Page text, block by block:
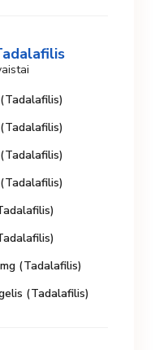
(Tadalafilis)
(Tadalafilis)